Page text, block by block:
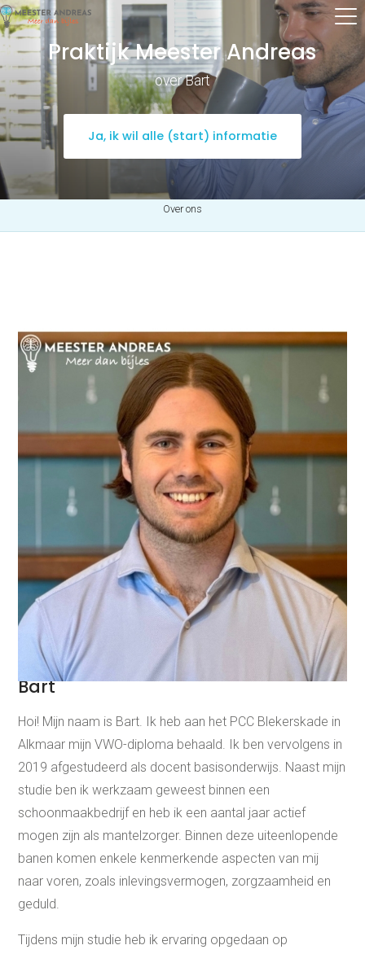
Praktijk Meester Andreas
over Bart
Ja, ik wil alle (start) informatie
Over ons
Bart
Hoi! Mijn naam is Bart. Ik heb aan het PCC Blekerskade in
Alkmaar mijn VWO-diploma behaald. Ik ben vervolgens in
2019 afgestudeerd als docent basisonderwijs. Naast mijn
studie ben ik werkzaam geweest binnen een
schoonmaakbedrijf en heb ik een aantal jaar actief
mogen zijn als mantelzorger. Binnen deze uiteenlopende
banen komen enkele kenmerkende aspecten van mij
naar voren, zoals inlevingsvermogen, zorgzaamheid en
geduld.
Tijdens mijn studie heb ik ervaring opgedaan op